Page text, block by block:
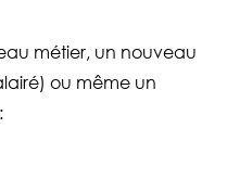
métier, un nouveau
ou même un